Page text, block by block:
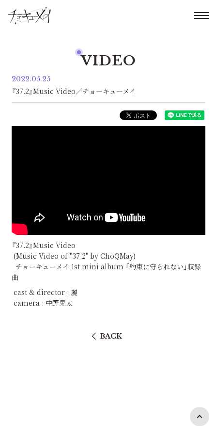
VIDEO
2022.05.25
『37.2』Music Video／チョーキューメイ
『37.2』Music Video
(Music Video of "37.2" by ChoQMay)
チョーキューメイ 1st mini album 「約束に守られない」収録
曲
cast & director : 麗
camera : 中野晃太
BACK